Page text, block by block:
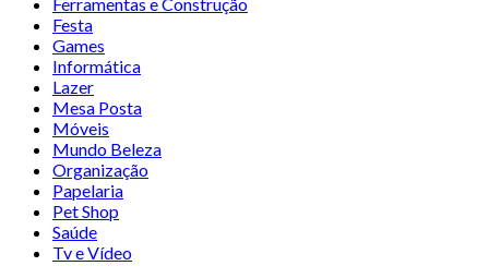
Festa
Games
Informática
Lazer
Mesa Posta
Móveis
Mundo Beleza
Organização
Papelaria
Pet Shop
Saúde
Tv e Vídeo